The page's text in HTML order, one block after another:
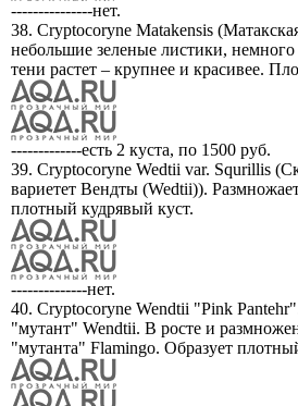
---------------нет.
38. Cryptocoryne Matakensis
небольшие зеленые листики,
тени растет – крупнее и красивее.
-------------есть 2 куста, по 1500 руб.
39. Cryptocoryne Wedtii var. Squrillis
вариетет Вендты (Wedtii)).
плотный кудрявый куст.
--------------нет.
40. Cryptocoryne Wendtii "Pink
"мутант" Wendtii. В росте и
"мутанта" Flamingo. Образует